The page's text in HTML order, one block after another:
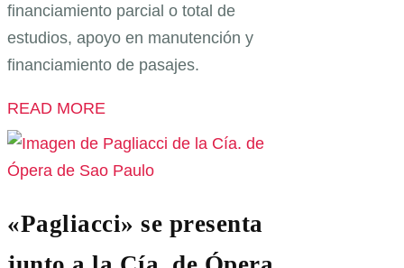
financiamiento parcial o total de
estudios, apoyo en manutención y
financiamiento de pasajes.
READ MORE
«Pagliacci» se presenta